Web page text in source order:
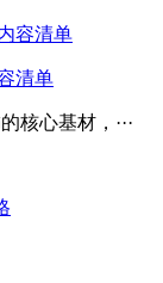
清单
核心基材，···